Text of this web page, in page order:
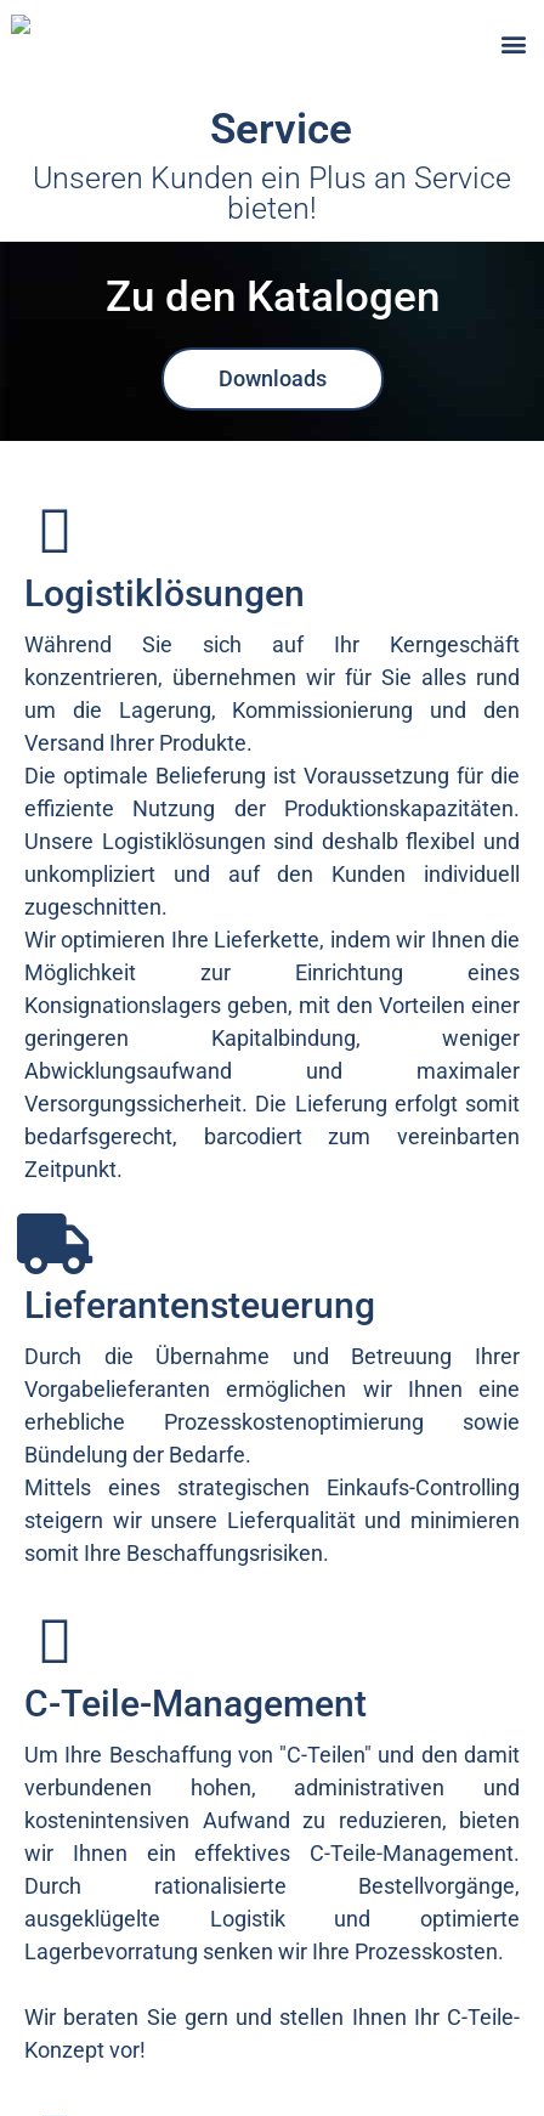
Service
Unseren Kunden ein Plus an Service
bieten!​
Zu den Katalogen
Downloads
Logistiklösungen
Während Sie sich auf Ihr Kerngeschäft
konzentrieren, übernehmen wir für Sie alles rund
um die Lagerung, Kommissionierung und den
Versand Ihrer Produkte.
Die optimale Belieferung ist Voraussetzung für die
effiziente Nutzung der Produktionskapazitäten.
Unsere Logistiklösungen sind deshalb flexibel und
unkompliziert und auf den Kunden individuell
zugeschnitten.
Wir optimieren Ihre Lieferkette, indem wir Ihnen die
Möglichkeit zur Einrichtung eines
Konsignationslagers geben, mit den Vorteilen einer
geringeren Kapitalbindung, weniger
Abwicklungsaufwand und maximaler
Versorgungssicherheit. Die Lieferung erfolgt somit
bedarfsgerecht, barcodiert zum vereinbarten
Zeitpunkt.
Lieferantensteuerung
Durch die Übernahme und Betreuung Ihrer
Vorgabelieferanten ermöglichen wir Ihnen eine
erhebliche Prozesskostenoptimierung sowie
Bündelung der Bedarfe.
Mittels eines strategischen Einkaufs-Controlling
steigern wir unsere Lieferqualität und minimieren
somit Ihre Beschaffungsrisiken.
C-Teile-Management
Um Ihre Beschaffung von "C-Teilen" und den damit
verbundenen hohen, administrativen und
kostenintensiven Aufwand zu reduzieren, bieten
wir Ihnen ein effektives C-Teile-Management.
Durch rationalisierte Bestellvorgänge,
ausgeklügelte Logistik und optimierte
Lagerbevorratung senken wir Ihre Prozesskosten.
Wir beraten Sie gern und stellen Ihnen Ihr C-Teile-
Konzept vor!